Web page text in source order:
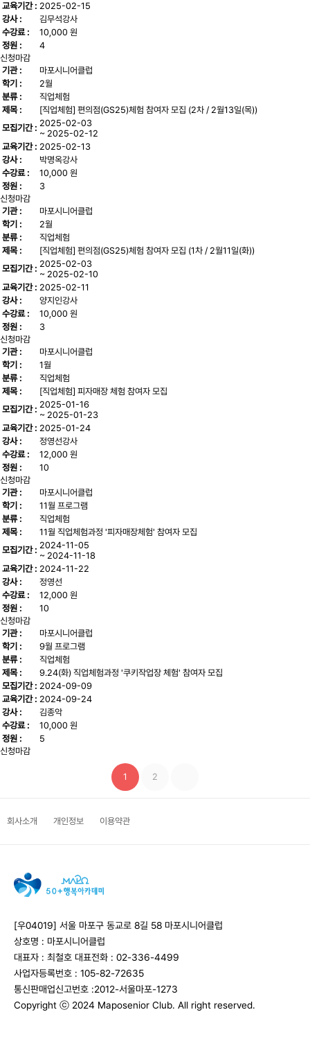
교육기간 : 2025-02-15
강사 :
김무석강사
수강료 :
10,000 원
정원 :
4
신청마감
기관 :
마포시니어클럽
학기 :
2월
분류 :
직업체험
제목 :
[직업체험] 편의점(GS25)체험 참여자 모집 (2차 / 2월13일(목))
모집기간 : 2025-02-03
~ 2025-02-12
교육기간 : 2025-02-13
강사 :
박명옥강사
수강료 :
10,000 원
정원 :
3
신청마감
기관 :
마포시니어클럽
학기 :
2월
분류 :
직업체험
제목 :
[직업체험] 편의점(GS25)체험 참여자 모집 (1차 / 2월11일(화))
모집기간 : 2025-02-03
~ 2025-02-10
교육기간 : 2025-02-11
강사 :
양지인강사
수강료 :
10,000 원
정원 :
3
신청마감
기관 :
마포시니어클럽
학기 :
1월
분류 :
직업체험
제목 :
[직업체험] 피자매장 체험 참여자 모집
모집기간 : 2025-01-16
~ 2025-01-23
교육기간 : 2025-01-24
강사 :
정영선강사
수강료 :
12,000 원
정원 :
10
신청마감
기관 :
마포시니어클럽
학기 :
11월 프로그램
분류 :
직업체험
제목 :
11월 직업체험과정 '피자매장체험' 참여자 모집
모집기간 : 2024-11-05
~ 2024-11-18
교육기간 : 2024-11-22
강사 :
정영선
수강료 :
12,000 원
정원 :
10
신청마감
기관 :
마포시니어클럽
학기 :
9월 프로그램
분류 :
직업체험
제목 :
9.24(화) 직업체험과정 '쿠키작업장 체험' 참여자 모집
모집기간 : 2024-09-09
교육기간 : 2024-09-24
강사 :
김종악
수강료 :
10,000 원
정원 :
5
신청마감
1 2
회사소개 개인정보 이용약관
[우04019] 서울 마포구 동교로 8길 58 마포시니어클럽
상호명 : 마포시니어클럽
대표자 : 최철호 대표전화 : 02-336-4499
사업자등록번호 : 105-82-72635
통신판매업신고번호 :2012-서울마포-1273
Copyright ⓒ 2024 Maposenior Club. All right reserved.